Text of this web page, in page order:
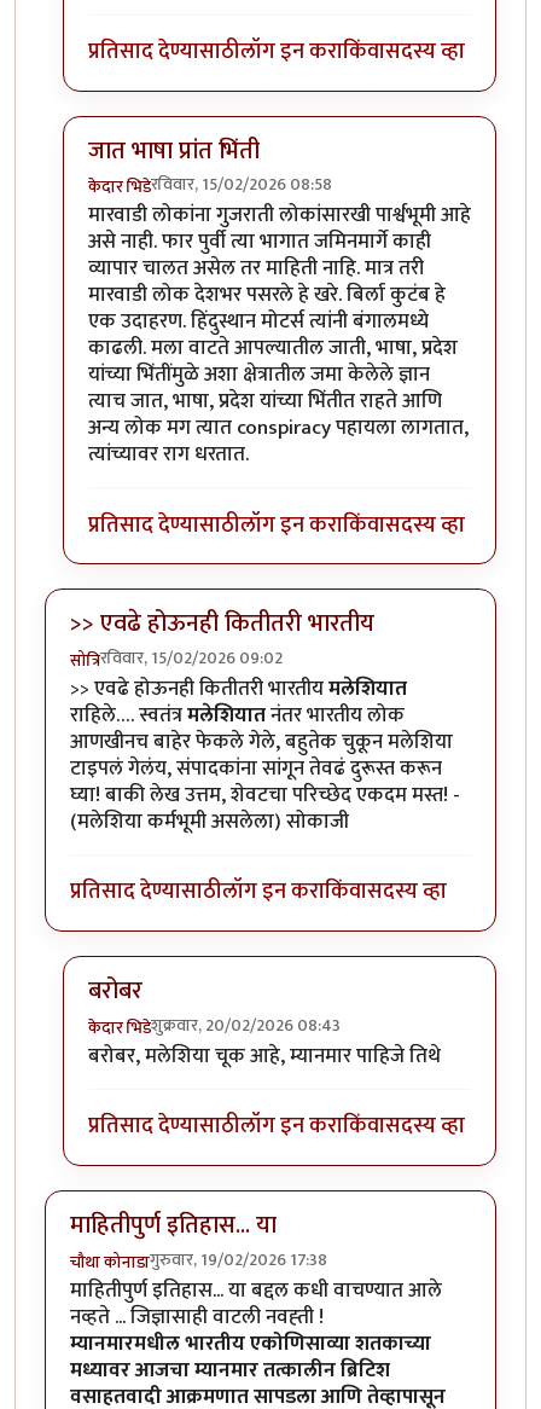
प्रतिसाद देण्यासाठीलॉग इन कराकिंवासदस्य व्हा
जात भाषा प्रांत भिंती
केदार भिडेरविवार, 15/02/2026 08:58
In reply toमारवाडी लोकbyचंद्रसूर्यकुमार
मारवाडी लोकांना गुजराती लोकांसारखी पार्श्वभूमी आहे
असे नाही. फार पुर्वी त्या भागात जमिनमार्गे काही
व्यापार चालत असेल तर माहिती नाहि. मात्र तरी
मारवाडी लोक देशभर पसरले हे खरे. बिर्ला कुटंब हे
एक उदाहरण. हिंदुस्थान मोटर्स त्यांनी बंगालमध्ये
काढली. मला वाटते आपल्यातील जाती, भाषा, प्रदेश
यांच्या भिंतींमुळे अशा क्षेत्रातील जमा केलेले ज्ञान
त्याच जात, भाषा, प्रदेश यांच्या भिंतीत राहते आणि
अन्य लोक मग त्यात conspiracy पहायला लागतात,
त्यांच्यावर राग धरतात.
प्रतिसाद देण्यासाठीलॉग इन कराकिंवासदस्य व्हा
>> एवढे होऊनही कितीतरी भारतीय
सोत्रिरविवार, 15/02/2026 09:02
>> एवढे होऊनही कितीतरी भारतीयमलेशियात
राहिले…. स्वतंत्रमलेशियातनंतर भारतीय लोक
आणखीनच बाहेर फेकले गेले, बहुतेक चुकून मलेशिया
टाइपलं गेलंय, संपादकांना सांगून तेवढं दुरूस्त करून
घ्या! बाकी लेख उत्तम, शेवटचा परिच्छेद एकदम मस्त! -
(मलेशिया कर्मभूमी असलेला) सोकाजी
प्रतिसाद देण्यासाठीलॉग इन कराकिंवासदस्य व्हा
बरोबर
केदार भिडेशुक्रवार, 20/02/2026 08:43
In reply to>> एवढे होऊनही कितीतरी भारतीयby
बरोबर, मलेशिया चूक आहे, म्यानमार पाहिजे तिथे
प्रतिसाद देण्यासाठीलॉग इन कराकिंवासदस्य व्हा
माहितीपुर्ण इतिहास... या
चौथा कोनाडागुरुवार, 19/02/2026 17:38
माहितीपुर्ण इतिहास... या बद्दल कधी वाचण्यात आले
नव्हते ... जिज्ञासाही वाटली नवह्ती !
म्यानमारमधील भारतीय एकोणिसाव्या शतकाच्या
मध्यावर आजचा म्यानमार तत्कालीन ब्रिटिश
वसाहतवादी आक्रमणात सापडला आणि तेव्हापासून